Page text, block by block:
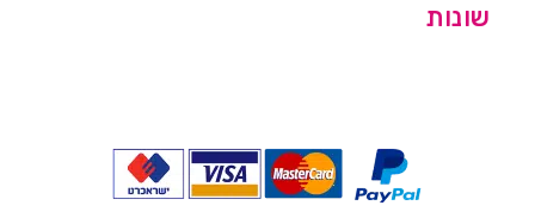
שונות